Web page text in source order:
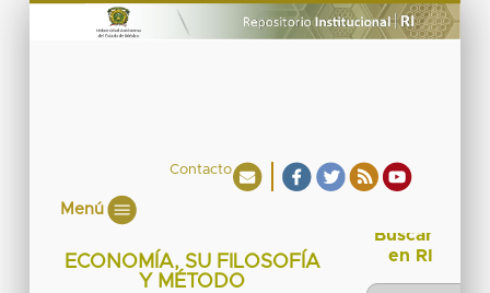
Contacto
Menú
ECONOMÍA, SU FILOSOFÍA
Y MÉTODO
Buscar
en RI